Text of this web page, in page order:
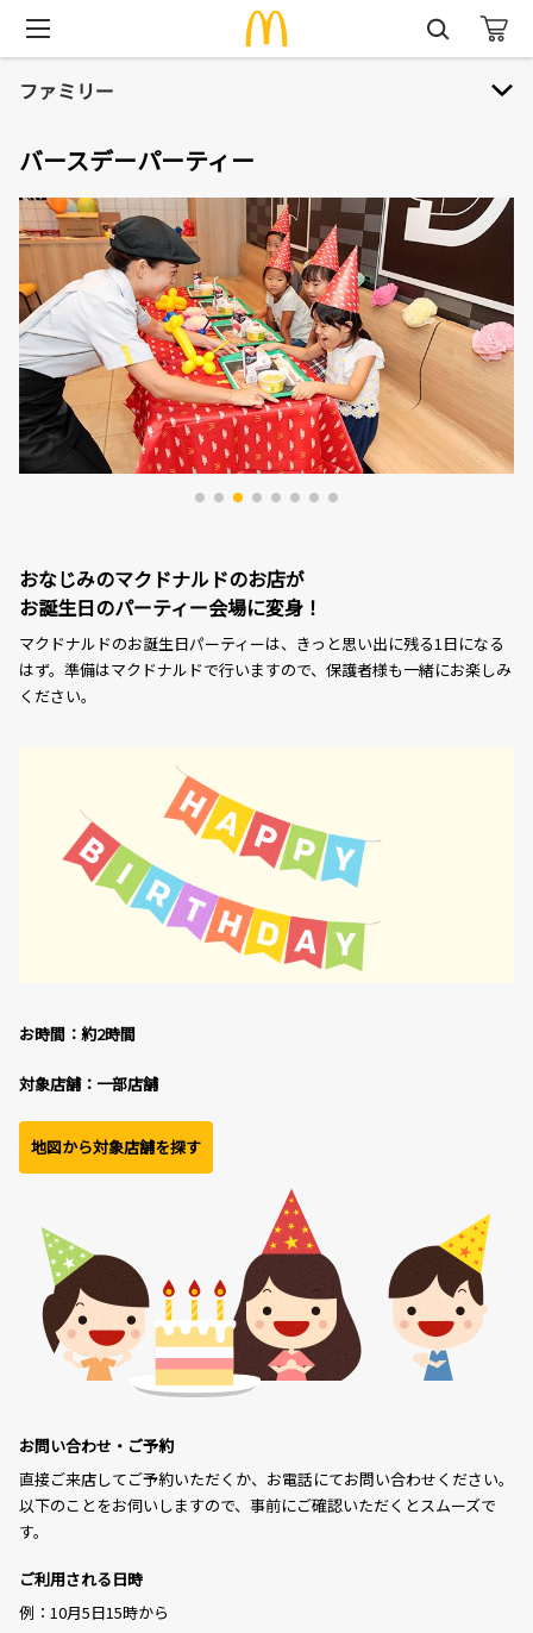
ファミリー
ハッピーセット® 本・おもちゃ紹介
おもちゃリサイクル
マックアドベンチャー®
ハロードナルド！
バースデーパーティー
プレイプレイス（旧プレイランド）
バースデーパーティー
おなじみのマクドナルドのお店が
お誕生日のパーティー会場に変身！
マクドナルドのお誕生日パーティーは、きっと思い出に残る1日になる
はず。準備はマクドナルドで行いますので、保護者様も一緒にお楽しみ
ください。
お時間：約2時間
対象店舗：一部店舗
地図から対象店舗を探す
お問い合わせ・ご予約
直接ご来店してご予約いただくか、お電話にてお問い合わせください。
以下のことをお伺いしますので、事前にご確認いただくとスムーズで
す。
ご利用される日時
例：10月5日15時から